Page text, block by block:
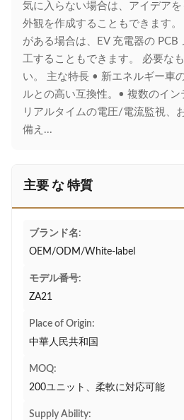
気に入らない場合は、アイデア
外観を作成することもできます
がある場合は、EV 充電器の PCB
工することもできます。 必要な
い。 主な特長 • 新エネルギー車
ルとの高い互換性。• 複数のイン
リアルタイムの電圧/電流監視、
備え...
主要 な 特質
ブランド名:
OEM/ODM/White-label
モデル番号:
ZA21
Place of Origin:
中華人民共和国
MOQ:
200ユニット、柔軟に対応可能
Supply Ability: